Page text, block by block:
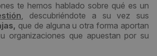
te hemos hablado sobre qué es un
, descubriéndote a su vez sus
que de alguna u otra forma aportan
organizaciones que apuestan por su